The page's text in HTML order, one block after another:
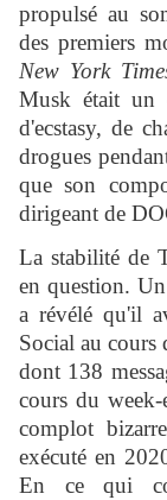
propulsé au
des premiers
New York
Musk était un
d'ecstasy, de
drogues
que son
dirigeant de
La stabilité de
en question.
a révélé qu'il
Social au cours
dont 138
cours du
complot
exécuté en
En ce qui